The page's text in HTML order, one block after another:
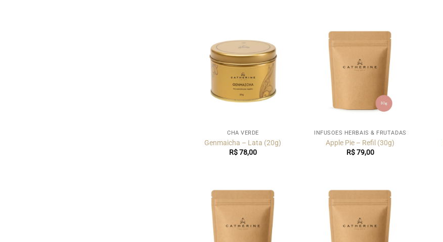
CHÁ VERDE
Genmaicha – Lata (20g)
R$78,00
INFUSÕES HERBAIS & FRUTADAS
Apple Pie – Refil (30g)
R$79,00